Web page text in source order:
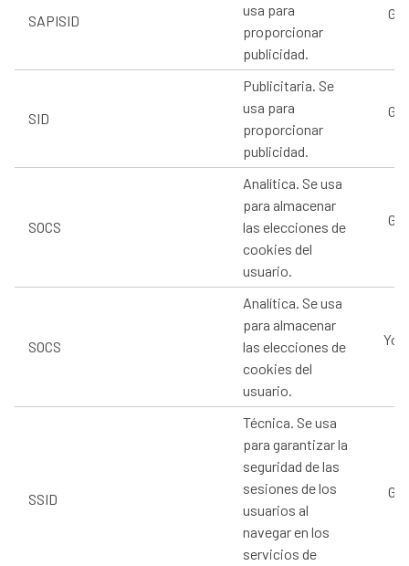
SAPISID
usa para
proporcionar
publicidad.
SID
Publicitaria. Se
usa para
proporcionar
publicidad.
SOCS
Analítica. Se usa
para almacenar
las elecciones de
cookies del
usuario.
SOCS
Analítica. Se usa
para almacenar
las elecciones de
cookies del
usuario.
SSID
Técnica. Se usa
para garantizar la
seguridad de las
sesiones de los
usuarios al
navegar en los
servicios de